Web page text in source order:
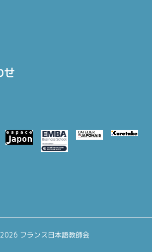
せ
フランス日本語教師会